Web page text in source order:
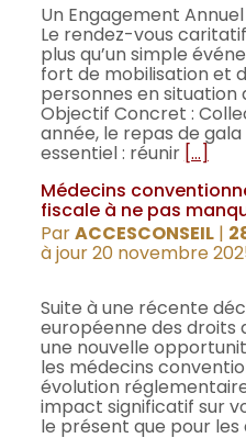
Un Engagement
Le rendez-vous caritatif
plus qu’un simple
fort de mobilisation et
personnes en situation
Objectif Concret :
année, le repas de
essentiel : réunir […]
Médecins
fiscale à ne pas
ParACCESCONSEIL |
à jour 20 novembre
Suite à une récente
européenne des droits
une nouvelle
les médecins
évolution
impact significatif sur
le présent que pour